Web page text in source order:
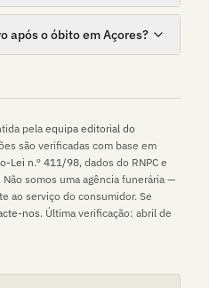
após o óbito em Açores?
pela equipa editorial do
são verificadas com base em
Lei n.º 411/98, dados do RNPC e
somos uma agência funerária —
ao serviço do consumidor. Se
nos. Última verificação: abril de